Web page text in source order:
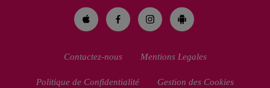
Contactez-nous Mentions Legales
Politique de Confidentialité Gestion des Cookies